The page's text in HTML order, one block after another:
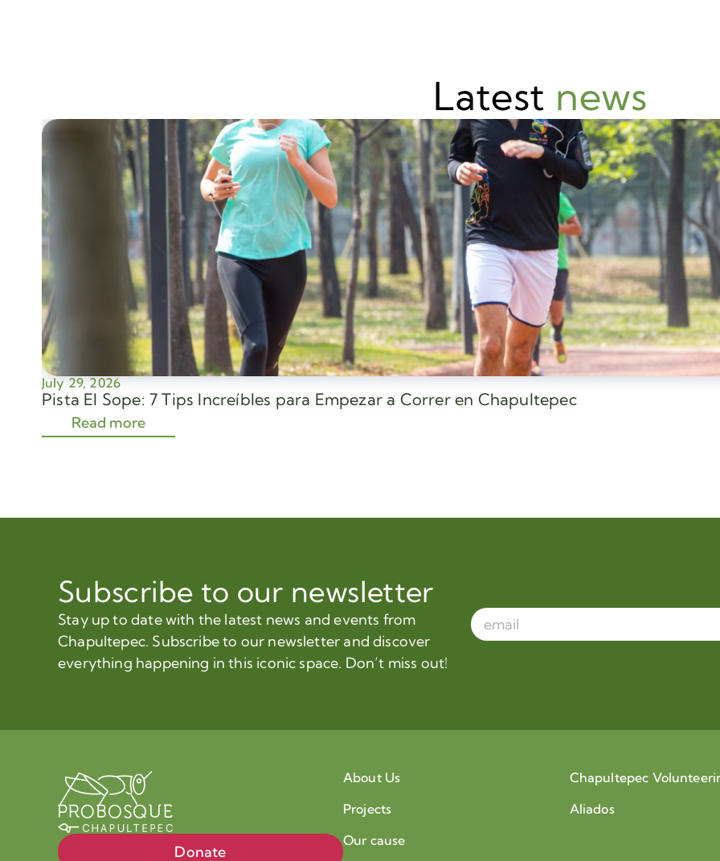
Latest news
July 29, 2026
Pista El Sope: 7 Tips Increíbles para Empezar a Correr en Chapultepec
Read more
Subscribe to our newsletter
Stay up to date with the latest news and events from
Chapultepec. Subscribe to our newsletter and discover
everything happening in this iconic space. Don’t miss out!
Donate
About Us
Projects
Our cause
Chapultepec
Aliados